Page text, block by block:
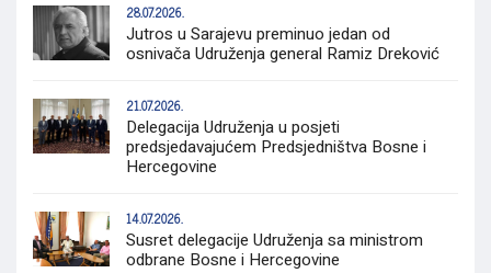
28.07.2026.
Jutros u Sarajevu preminuo jedan od
osnivača Udruženja general Ramiz Dreković
21.07.2026.
Delegacija Udruženja u posjeti
predsjedavajućem Predsjedništva Bosne i
Hercegovine
14.07.2026.
Susret delegacije Udruženja sa ministrom
odbrane Bosne i Hercegovine